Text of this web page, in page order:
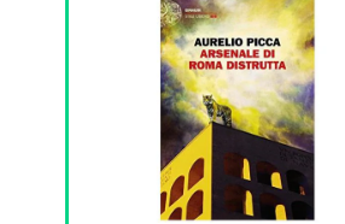
Telefonia
Tv e Home Cinema
Smart home
Videogiochi